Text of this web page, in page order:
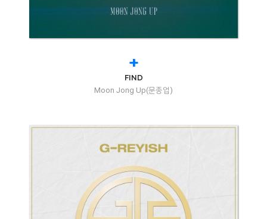
+
FIND
Moon Jong Up(문종업)